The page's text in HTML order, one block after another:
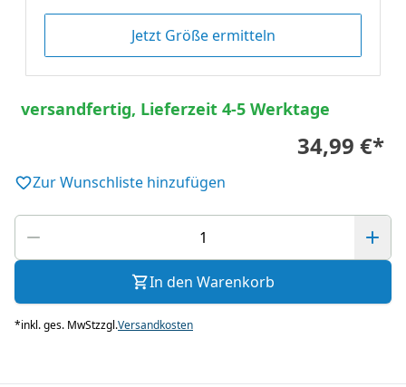
Jetzt Größe ermitteln
versandfertig, Lieferzeit 4-5 Werktage
34,99 €*
Zur Wunschliste hinzufügen
In den Warenkorb
*inkl. ges. MwStzzgl.Versandkosten